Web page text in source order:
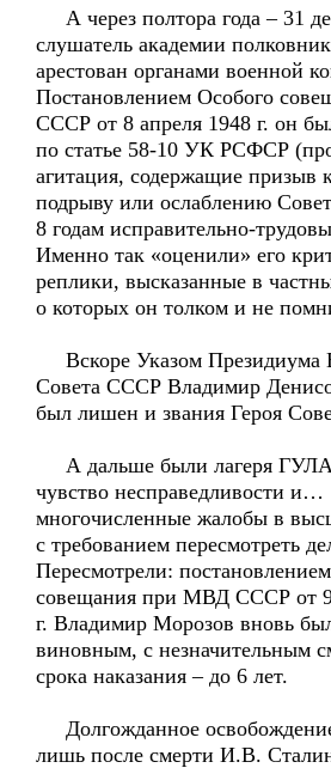
А через полтора года – 31
слушатель академии
арестован органами военной
Постановлением Особого
СССР от 8 апреля 1948 г. он
по статье 58-10 УК РСФСР
агитация, содержащие призыв
подрыву или ослаблению
8 годам исправительно-
Именно так «оценили» его
реплики, высказанные в
о которых он толком и не
Вскоре Указом Президиума
Совета СССР Владимир
был лишен и звания Героя
А дальше были лагеря
чувство несправедливости и…
многочисленные жалобы в
с требованием пересмотреть
Пересмотрели:
совещания при МВД СССР от 9
г. Владимир Морозов вновь
виновным, с незначительным
срока наказания – до 6 лет.
Долгожданное
лишь после смерти И.В.